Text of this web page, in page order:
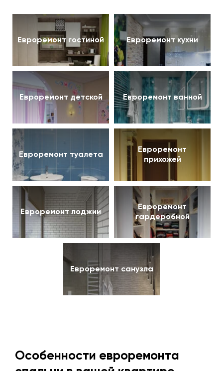
Евроремонт гостиной Евроремонт кухни
Евроремонт детской Евроремонт ванной
Евроремонт туалета
Евроремонт
прихожей
Евроремонт лоджии
Евроремонт
гардеробной
Евроремонт санузла
Особенности евроремонта